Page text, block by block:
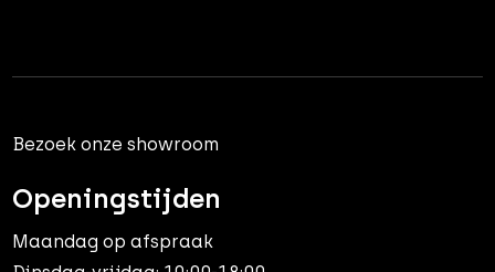
Bezoek onze showroom
Openingstijden
Maandag op afspraak